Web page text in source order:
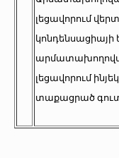
լեցավորում
կոնդենսացիայի
լեցավորում
տաքացրած